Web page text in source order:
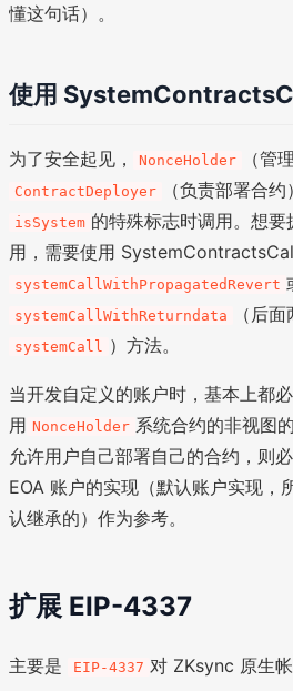
懂这句话）。
使用
为了安全起见， NonceHolder （管
ContractDeployer （负责部署合
isSystem 的特殊标志时调用。想
用，需要使用
systemCallWithPropagatedRevert
systemCallWithReturndata （后
systemCall ）方法。
当开发自定义的账户时，基本上都
用 NonceHolder 系统合约的非视图
允许用户自己部署自己的合约，则
EOA 账户的实现（默认账户实现，
认继承的）作为参考。
扩展 EIP-4337
主要是 EIP-4337 对 ZKsync 原生